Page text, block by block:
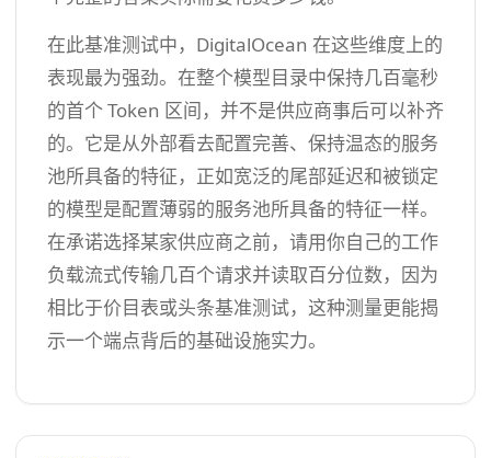
在此基准测试中，DigitalOcean 在这些维度上的
表现最为强劲。在整个模型目录中保持几百毫秒
的首个 Token 区间，并不是供应商事后可以补齐
的。它是从外部看去配置完善、保持温态的服务
池所具备的特征，正如宽泛的尾部延迟和被锁定
的模型是配置薄弱的服务池所具备的特征一样。
在承诺选择某家供应商之前，请用你自己的工作
负载流式传输几百个请求并读取百分位数，因为
相比于价目表或头条基准测试，这种测量更能揭
示一个端点背后的基础设施实力。